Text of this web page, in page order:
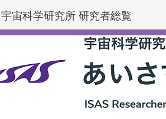
宇宙科学研究所 研究者総覧